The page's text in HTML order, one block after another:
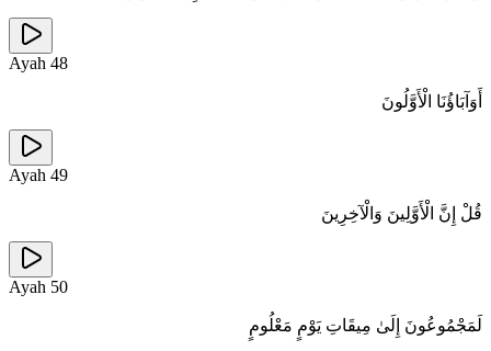
Ayah 48
أَوَآبَاؤُنَا الْأَوَّلُونَ
Ayah 49
قُلْ إِنَّ الْأَوَّلِينَ وَالْآخِرِينَ
Ayah 50
لَمَجْمُوعُونَ إِلَىٰ مِيقَاتِ يَوْمٍ مَعْلُومٍ